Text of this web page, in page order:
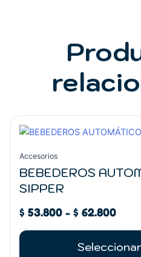
Accesorios
BEBEDEROS
SIPPER
$ 53.800 - $ 62.800
de
$
Este
producto
tiene
múltiples
variantes.
Las
opciones
pueden